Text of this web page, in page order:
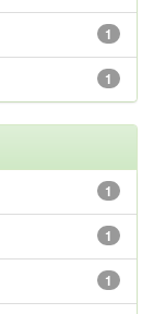
1
1
1
1
1